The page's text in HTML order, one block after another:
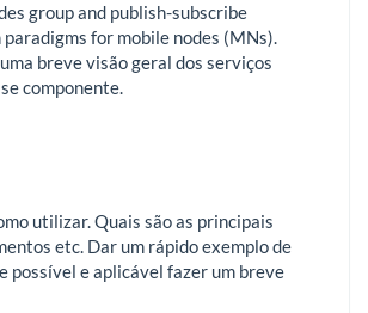
group and publish-subscribe
for mobile nodes (MNs).
breve visão geral dos serviços
componente.
utilizar. Quais são as principais
etc. Dar um rápido exemplo de
possível e aplicável fazer um breve